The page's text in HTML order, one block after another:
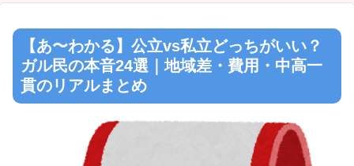
【あ〜わかる】公立vs私立どっちがいい？
ガル民の本音24選｜地域差・費用・中高一
貫のリアルまとめ